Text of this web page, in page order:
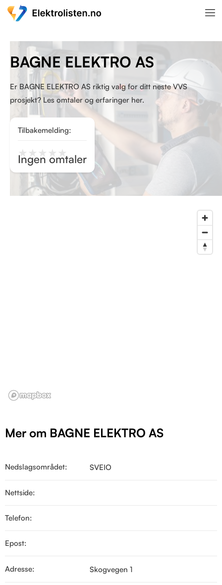
Tilbakemelding:
★ ★ ★ ★ ★
Ingen omtaler
Er BAGNE ELEKTRO AS riktig valg for ditt neste VVS
prosjekt? Les omtaler og erfaringer her.
BAGNE ELEKTRO AS
Mer om BAGNE ELEKTRO AS
Nedslagsområdet: SVEIO
Nettside:
Telefon:
Epost:
Adresse: Skogvegen 1